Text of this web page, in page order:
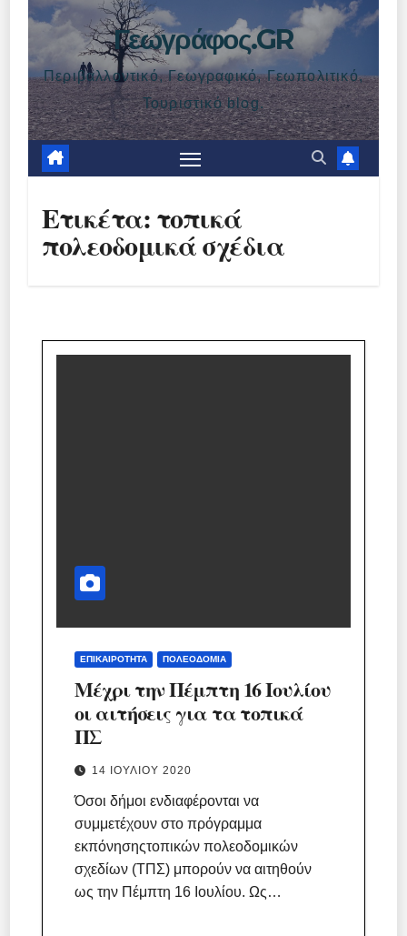
Γεωγράφος.GR
Περιβαλλοντικό, Γεωγραφικό, Γεωπολιτικό,
Τουριστικό blog.
Ετικέτα:τοπικά
πολεοδομικά σχέδια
ΕΠΙΚΑΙΡΌΤΗΤΑ ΠΟΛΕΟΔΟΜΊΑ
Μέχρι την Πέμπτη 16 Ιουλίου
οι αιτήσεις για τα τοπικά
ΠΣ
14 ΙΟΥΛΊΟΥ 2020
Όσοι δήμοι ενδιαφέρονται να
συμμετέχουν στο πρόγραμμα
εκπόνησηςτοπικών πολεοδομικών
σχεδίων (ΤΠΣ) μπορούν να αιτηθούν
ως την Πέμπτη 16 Ιουλίου. Ως…